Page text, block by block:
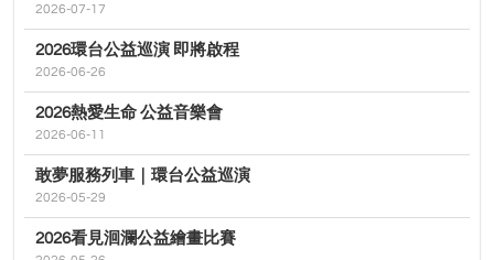
2026-07-17
2026環台公益巡演 即將啟程
2026-06-26
2026熱愛生命 公益音樂會
2026-06-11
敢夢服務列車｜環台公益巡演
2026-05-29
2026看見洄瀾公益繪畫比賽